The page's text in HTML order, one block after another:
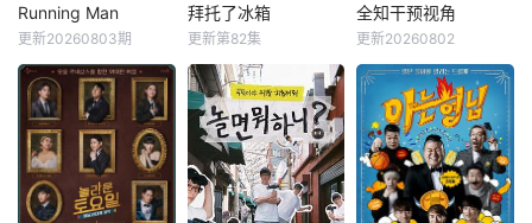
事？孩子今天怎么
满面愁容，又为什
通过这个节目家长
对这些问题会有更
深的思考。
目。 该节
目于2007年8月5
月两天一夜第三季
结束后，于2019年
12月8日播出第四
季。 节目每周
日下午6点30分
（韩国时间）播
李光洙
Running Man是韩
国SBS电视台周末
娱乐节目《星期天
真好》新的版块，
是韩国著名主持人
Running Man
更新20260803期
拜托了冰箱
郑佳恩
《拜托了冰箱》节
目方式是嘉宾和自
己家里的冰箱一起
到节目现场，六位
厨师直接使用冰箱
拜托了冰箱
更新第82集
全知干预视角
全炫茂
《全知干预视角 》
为韩国MBC于201
7年11月29日与30
日，试播的全新综
艺节目，由李英
全知干预视角
更新20260802